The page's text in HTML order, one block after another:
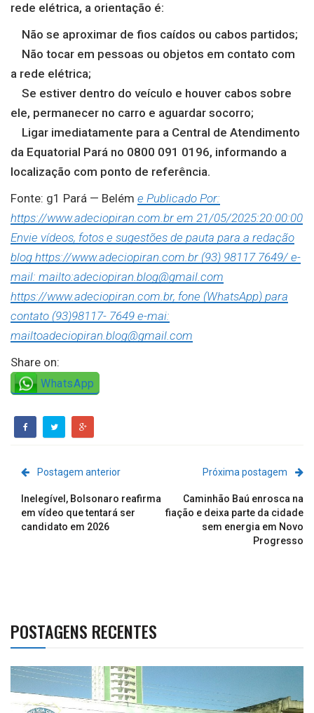
rede elétrica, a orientação é:
Não se aproximar de fios caídos ou cabos partidos;
Não tocar em pessoas ou objetos em contato com
a rede elétrica;
Se estiver dentro do veículo e houver cabos sobre
ele, permanecer no carro e aguardar socorro;
Ligar imediatamente para a Central de Atendimento
da Equatorial Pará no 0800 091 0196, informando a
localização com ponto de referência.
Fonte: g1 Pará — Belém e Publicado Por:
https://www.adeciopiran.com.br em 21/05/2025:20:00:00
Envie vídeos, fotos e sugestões de pauta para a redação
blog https://www.adeciopiran.com.br (93) 98117 7649/ e-
mail: mailto:adeciopiran.blog@gmail.com
https://www.adeciopiran.com.br, fone (WhatsApp) para
contato (93)98117- 7649 e-mai:
mailtoadeciopiran.blog@gmail.com
Share on:
WhatsApp
Postagem anterior
Inelegível, Bolsonaro reafirma
em vídeo que tentará ser
candidato em 2026
Próxima postagem
Caminhão Baú enrosca na
fiação e deixa parte da cidade
sem energia em Novo
Progresso
POSTAGENS RECENTES